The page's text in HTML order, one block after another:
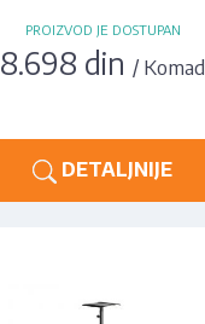
PROIZVOD JE DOSTUPAN
8.698 din / Komad
DETALJNIJE